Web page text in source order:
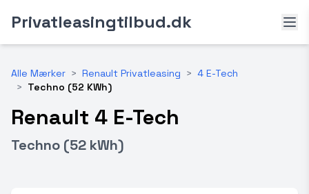
Privatleasingtilbud.dk
Alle Mærker > Renault Privatleasing > 4 E-Tech
> Techno (52 KWh)
Renault 4 E-Tech
Techno (52 kWh)